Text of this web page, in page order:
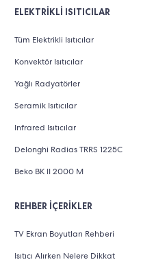
ELEKTRİKLİ ISITICILAR
Tüm Elektrikli Isıtıcılar
Konvektör Isıtıcılar
Yağlı Radyatörler
Seramik Isıtıcılar
Infrared Isıtıcılar
Delonghi Radias TRRS 1225C
Beko BK II 2000 M
REHBER İÇERİKLER
TV Ekran Boyutları Rehberi
Isıtıcı Alırken Nelere Dikkat